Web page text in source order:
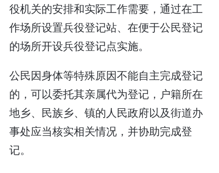
役机关的安排和实际工作需要，通过在工
作场所设置兵役登记站、在便于公民登记
的场所开设兵役登记点实施。
公民因身体等特殊原因不能自主完成登记
的，可以委托其亲属代为登记，户籍所在
地乡、民族乡、镇的人民政府以及街道办
事处应当核实相关情况，并协助完成登
记。